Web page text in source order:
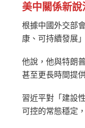
美中關係新說
根據中國外交部
康、可持續發展
他說，他與特朗
甚至更長時間提
習近平對「建設
可控的常態穩定